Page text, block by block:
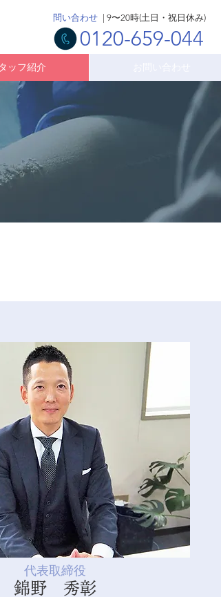
問い合わせ | 9〜20時(土日・祝日休み)
0120-659-044
ッフ紹介
代表取締役
錦野 秀彰